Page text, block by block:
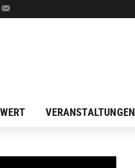
VERANSTALTUNGEN